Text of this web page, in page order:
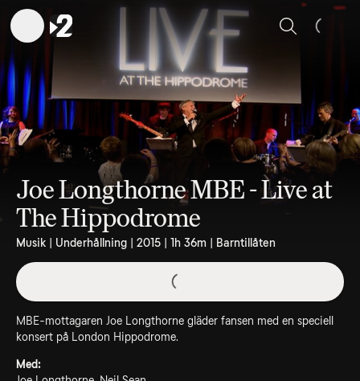
Sök
Joe Longthorne MBE - Live at
The Hippodrome
Musik | Underhållning | 2015 | 1h 36m | Barntillåten
MBE-mottagaren Joe Longthorne gläder fansen med en speciell
konsert på London Hippodrome.
Med: